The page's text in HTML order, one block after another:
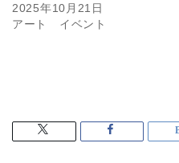
2025年10月21日
アート イベント